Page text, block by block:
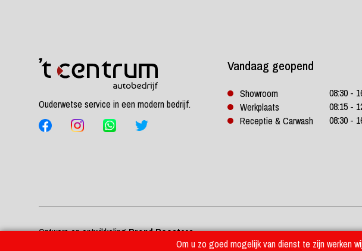
Ouderwetse service in een modern bedrijf.
Vandaag geopend
Showroom
08:30 -
Werkplaats
08:15 -
Receptie & Carwash
08:30 -
Ontwerp en ontwikkelingBrand Boosters
Om u zo goed mogelijk van dienst te zijn werken